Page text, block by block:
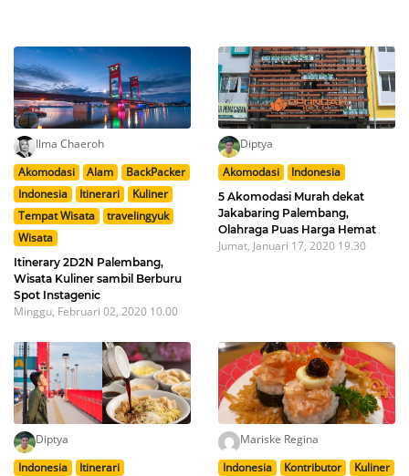
Ilma Chaeroh
Akomodasi
Alam
BackPacker
Indonesia
Itinerari
Kuliner
Tempat Wisata
travelingyuk
Wisata
Itinerary 2D2N Palembang,
Wisata Kuliner sambil Berburu
Spot Instagenic
Minggu, Februari 02, 2020 10.00
Diptya
Akomodasi
Indonesia
5 Akomodasi Murah dekat
Jakabaring Palembang,
Olahraga Puas Harga Hemat
Jumat, Januari 17, 2020 19.30
Diptya
Indonesia
Itinerari
Mariske Regina
Indonesia
Kontributor Kuliner